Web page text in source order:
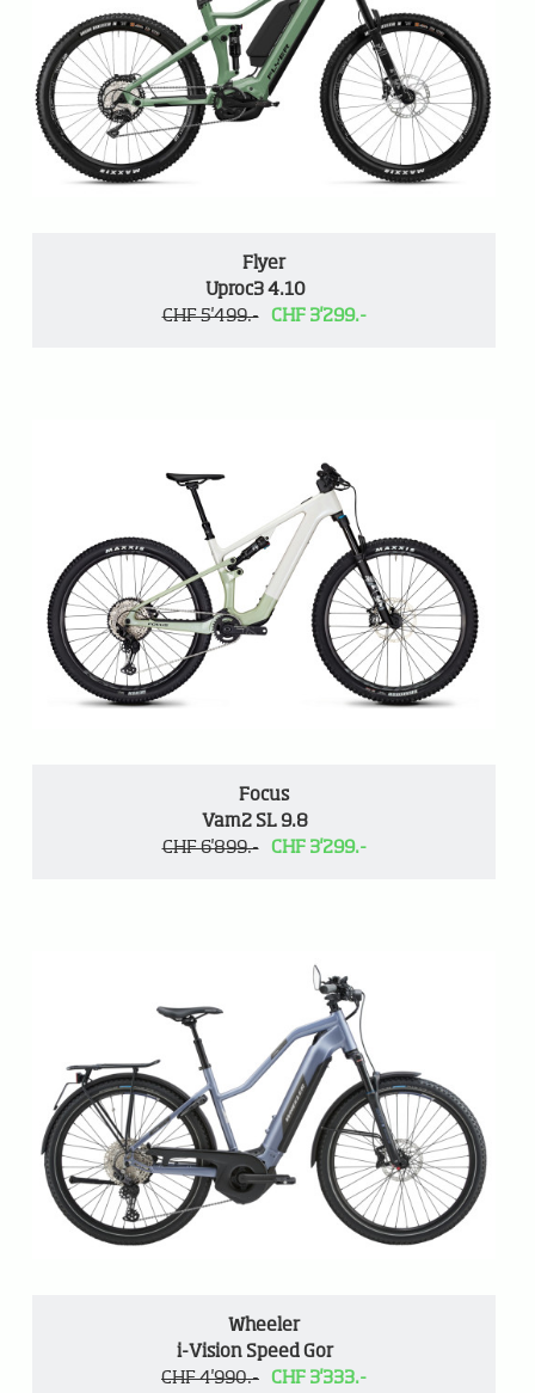
Flyer
Uproc3 4.10
CHF 5'499.-
CHF 3'299.-
Focus
Vam2 SL 9.8
CHF 6'899.-
CHF 3'299.-
Wheeler
i-Vision Speed Gor
CHF 4'990.-
CHF 3'333.-